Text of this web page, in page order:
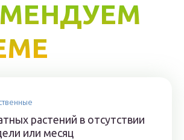
растений в отсутствии
или месяц